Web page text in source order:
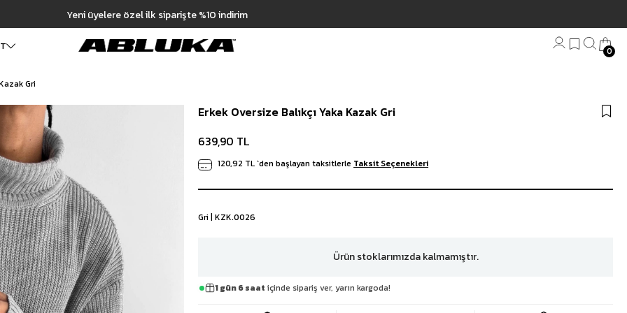
Hızlı Teslimat | 3000₺ Üzeri Ücretsiz Kargo
Jean
Baggy Jean
Boyfriend Jean
Slim Fit Jean
Distressed Jean
Regular Fit Jean
Eşofman
Şort
Ceket
Mont
Trençkot
Atlet
Çorap
Plaj Havlu
0
Gri
Erkek Oversize Balıkçı Yaka Kazak Gri
639,90 TL
120,92 TL`den başlayan taksitlerle Taksit Seçenekleri
Gri | KZK.0026
Ürün stoklarımızda kalmamıştır.
1 gün 6 saat içinde sipariş ver, yarın kargoda!